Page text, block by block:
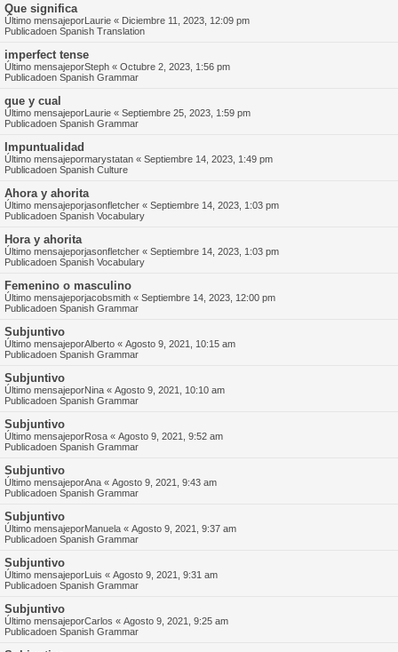
Que significa
Último mensajeporLaurie « Diciembre 11, 2023, 12:09 pm
Publicadoen Spanish Translation
imperfect tense
Último mensajeporSteph « Octubre 2, 2023, 1:56 pm
Publicadoen Spanish Grammar
que y cual
Último mensajeporLaurie « Septiembre 25, 2023, 1:59 pm
Publicadoen Spanish Grammar
Impuntualidad
Último mensajepormarystatan « Septiembre 14, 2023, 1:49 pm
Publicadoen Spanish Culture
Ahora y ahorita
Último mensajeporjasonfletcher « Septiembre 14, 2023, 1:03 pm
Publicadoen Spanish Vocabulary
Hora y ahorita
Último mensajeporjasonfletcher « Septiembre 14, 2023, 1:03 pm
Publicadoen Spanish Vocabulary
Femenino o masculino
Último mensajeporjacobsmith « Septiembre 14, 2023, 12:00 pm
Publicadoen Spanish Grammar
Subjuntivo
Último mensajeporAlberto « Agosto 9, 2021, 10:15 am
Publicadoen Spanish Grammar
Subjuntivo
Último mensajeporNina « Agosto 9, 2021, 10:10 am
Publicadoen Spanish Grammar
Subjuntivo
Último mensajeporRosa « Agosto 9, 2021, 9:52 am
Publicadoen Spanish Grammar
Subjuntivo
Último mensajeporAna « Agosto 9, 2021, 9:43 am
Publicadoen Spanish Grammar
Subjuntivo
Último mensajeporManuela « Agosto 9, 2021, 9:37 am
Publicadoen Spanish Grammar
Subjuntivo
Último mensajeporLuis « Agosto 9, 2021, 9:31 am
Publicadoen Spanish Grammar
Subjuntivo
Último mensajeporCarlos « Agosto 9, 2021, 9:25 am
Publicadoen Spanish Grammar